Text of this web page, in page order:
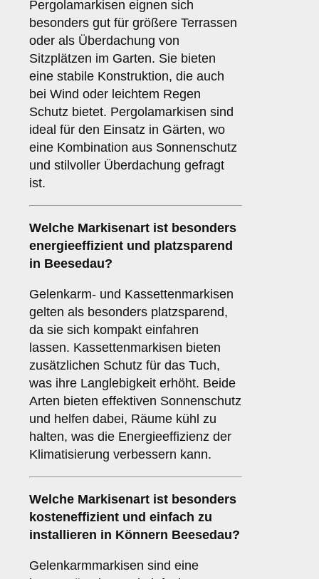
Pergolamarkisen eignen sich
besonders gut für größere Terrassen
oder als Überdachung von
Sitzplätzen im Garten. Sie bieten
eine stabile Konstruktion, die auch
bei Wind oder leichtem Regen
Schutz bietet. Pergolamarkisen sind
ideal für den Einsatz in Gärten, wo
eine Kombination aus Sonnenschutz
und stilvoller Überdachung gefragt
ist.
Welche Markisenart ist besonders
energieeffizient und platzsparend
in Beesedau?
Gelenkarm- und Kassettenmarkisen
gelten als besonders platzsparend,
da sie sich kompakt einfahren
lassen. Kassettenmarkisen bieten
zusätzlichen Schutz für das Tuch,
was ihre Langlebigkeit erhöht. Beide
Arten bieten effektiven Sonnenschutz
und helfen dabei, Räume kühl zu
halten, was die Energieeffizienz der
Klimatisierung verbessern kann.
Welche Markisenart ist besonders
kosteneffizient und einfach zu
installieren in Könnern Beesedau?
Gelenkarmmarkisen sind eine